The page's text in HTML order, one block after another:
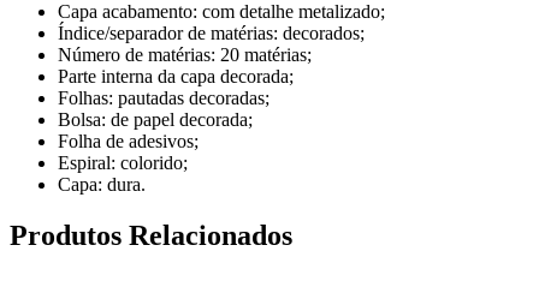
Capa acabamento: com detalhe metalizado;
Índice/separador de matérias: decorados;
Número de matérias: 20 matérias;
Parte interna da capa decorada;
Folhas: pautadas decoradas;
Bolsa: de papel decorada;
Folha de adesivos;
Espiral: colorido;
Capa: dura.
Produtos Relacionados